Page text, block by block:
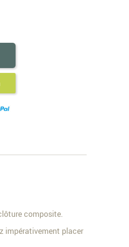
composite.
impérativement placer